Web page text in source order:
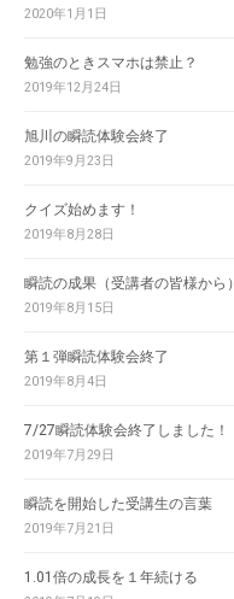
2020年1月1日
勉強のときスマホは禁止？
2019年12月24日
旭川の瞬読体験会終了
2019年9月23日
クイズ始めます！
2019年8月28日
瞬読の成果（受講者の皆様から）
2019年8月15日
第１弾瞬読体験会終了
2019年8月4日
7/27瞬読体験会終了しました！
2019年7月29日
瞬読を開始した受講生の言葉
2019年7月21日
1.01倍の成長を１年続ける